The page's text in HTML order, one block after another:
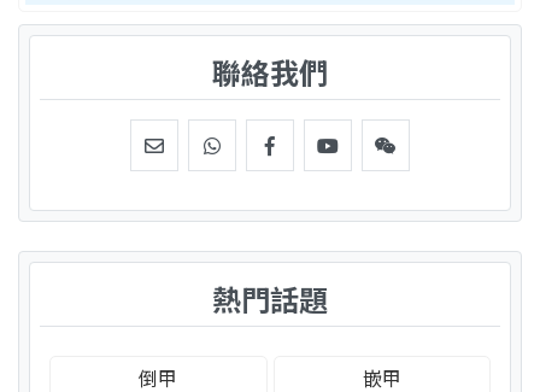
聯絡我們
熱門話題
倒甲
嵌甲